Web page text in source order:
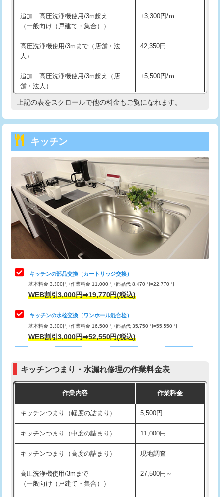
交換・取付（その他部品） 11,000円+材料費
持込商品取付（単水栓） 13,200円
持込商品取付（混合水栓）
持込商品取付（浄水器・分岐水栓） 16,500円
持込商品取付（温水洗浄便座） 22,000円
持込商品取付（普通便座⇔温水洗浄便
22,000円
給水管工事※（ホール加工)
給水管工事※（バンド止め) 3,300円
給水管工事※（支持金具設置) 5,500円
給水管工事※（保温材使用（バンド止
め込み）)
5,500円
給水管工事※（土の掘削・埋め戻し作
11,000円
給水管工事※（塩ビ管（VP・HI）使
用/3ｍまで)
給水管工事※（塩ビ管（VP・HI）使
用（追加）/3ｍ超え)
給水管工事※（ライニング鋼管・銅
管・ポリ管・HT管使用/3ｍまで)
44,000円
管・ポリ管・HT管使用/3ｍ超え)
排水管工事（土の掘削・埋め戻し作
11,000円~
排水管工事（排水管工事/3ｍまで） 55,000円
排水管工事（追加 排水管工事/3ｍ超
+11,000円
マス交換（土の掘削・埋め戻し作業）
マス交換（深さ50㎝未満）
追加 高圧洗浄機使用/3m超え
（一般向け（戸建て・集合））
+3,300円/ｍ
高圧洗浄機使用/3mまで（店舗・法
人）
42,350円
追加 高圧洗浄機使用/3m超え（店
舗・法人）
+5,500円/ｍ
高度高圧洗浄換 現地調査
トーラー機使用/3mまで
追加トーラー機使用/3m超え +3,300円
カメラ調査 33,000円
桝清掃 8,800円
止水・漏水調査・防水処理・清掃・修
理・調整・分解・加工など（軽作業）
11,000円
止水・漏水調査・防水処理・清掃・修
理・調整・分解・加工など（中作業）
22,000円
止水・漏水調査・防水処理・清掃・修
理・調整・分解・加工など（重作業）
33,000円
お風呂タンク脱着
その他部品の脱着
式・ワンホール）)
交換・取付(排水栓・排水トラップ
22,000円+材料費
持込商品取付（単水栓）
上記の表をスクロールで他の料金もご覧になれます。
キッチン
キッチンの部品交換（カートリッジ交換）
基本料金 3,300円+作業料金 11,000円+部品代 8,470円=22,770円
WEB割引3,000円➡19,770円(税込)
キッチンの水栓交換（ワンホール混合栓）
基本料金 3,300円+作業料金 16,500円+部品代 35,750円=55,550円
WEB割引3,000円➡52,550円(税込)
キッチンつまり・水漏れ修理の作業料金表
作業内容 作業料金
キッチンつまり（軽度の詰まり） 5,500円
キッチンつまり（中度の詰まり） 11,000円
キッチンつまり（高度の詰まり） 現地調査
高圧洗浄機使用/3mまで
（一般向け（戸建て・集合））
27,500円～